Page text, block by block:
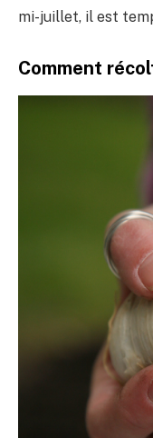
mi-juillet, il est
Comment